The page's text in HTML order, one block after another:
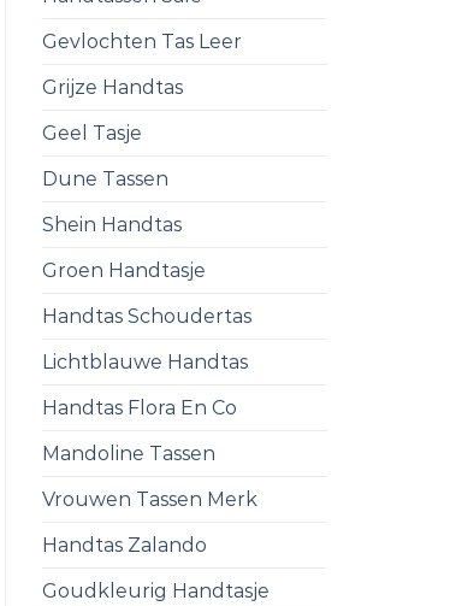
Gevlochten Tas Leer
Grijze Handtas
Geel Tasje
Dune Tassen
Shein Handtas
Groen Handtasje
Handtas Schoudertas
Lichtblauwe Handtas
Handtas Flora En Co
Mandoline Tassen
Vrouwen Tassen Merk
Handtas Zalando
Goudkleurig Handtasje